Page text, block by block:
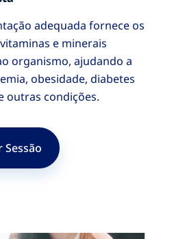
adequada fornece os
e minerais
organismo, ajudando a
obesidade, diabetes
outras condições.
Sessão